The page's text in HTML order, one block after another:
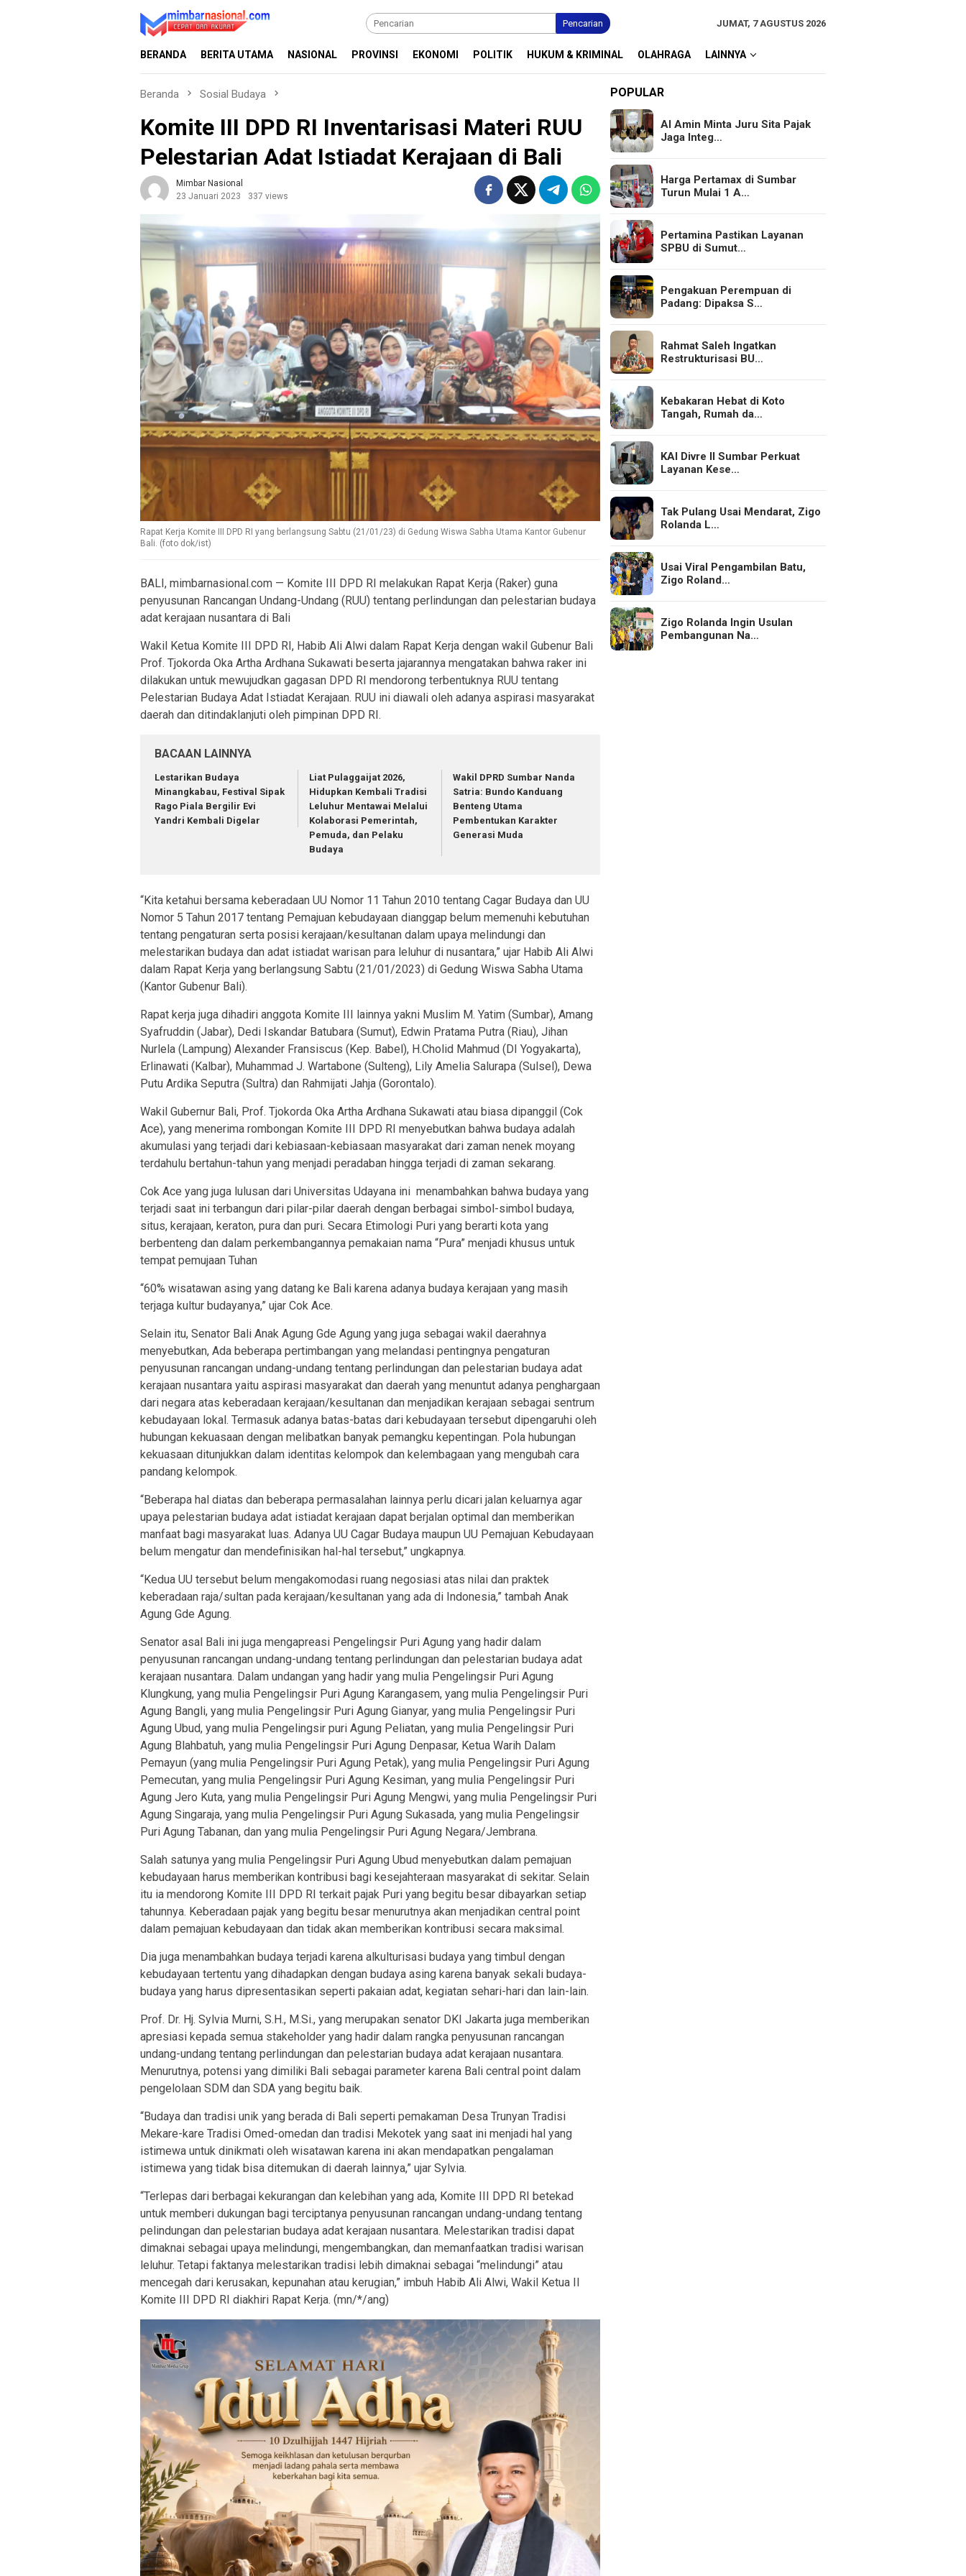
Pencarian JUMAT, 7 AGUSTUS 2026
BERANDA BERITA UTAMA NASIONAL PROVINSI EKONOMI POLITIK HUKUM & KRIMINAL OLAHRAGA LAINNYA
Beranda Sosial Budaya
Komite III DPD RI Inventarisasi Materi RUU
Pelestarian Adat Istiadat Kerajaan di Bali
Mimbar Nasional
23 Januari 2023
337 views
Rapat Kerja Komite III DPD RI yang berlangsung Sabtu (21/01/23) di Gedung Wiswa Sabha Utama Kantor Gubenur
Bali. (foto dok/ist)
BALI, mimbarnasional.com — Komite III DPD RI melakukan Rapat Kerja (Raker) guna
penyusunan Rancangan Undang-Undang (RUU) tentang perlindungan dan pelestarian budaya
adat kerajaan nusantara di Bali
Wakil Ketua Komite III DPD RI, Habib Ali Alwi dalam Rapat Kerja dengan wakil Gubenur Bali
Prof. Tjokorda Oka Artha Ardhana Sukawati beserta jajarannya mengatakan bahwa raker ini
dilakukan untuk mewujudkan gagasan DPD RI mendorong terbentuknya RUU tentang
Pelestarian Budaya Adat Istiadat Kerajaan. RUU ini diawali oleh adanya aspirasi masyarakat
daerah dan ditindaklanjuti oleh pimpinan DPD RI.
BACAAN LAINNYA
Lestarikan Budaya
Minangkabau, Festival Sipak
Rago Piala Bergilir Evi
Yandri Kembali Digelar
Liat Pulaggaijat 2026,
Hidupkan Kembali Tradisi
Leluhur Mentawai Melalui
Kolaborasi Pemerintah,
Pemuda, dan Pelaku
Budaya
Wakil DPRD Sumbar Nanda
Satria: Bundo Kanduang
Benteng Utama
Pembentukan Karakter
Generasi Muda
“Kita ketahui bersama keberadaan UU Nomor 11 Tahun 2010 tentang Cagar Budaya dan UU
Nomor 5 Tahun 2017 tentang Pemajuan kebudayaan dianggap belum memenuhi kebutuhan
tentang pengaturan serta posisi kerajaan/kesultanan dalam upaya melindungi dan
melestarikan budaya dan adat istiadat warisan para leluhur di nusantara,” ujar Habib Ali Alwi
dalam Rapat Kerja yang berlangsung Sabtu (21/01/2023) di Gedung Wiswa Sabha Utama
(Kantor Gubenur Bali).
Rapat kerja juga dihadiri anggota Komite III lainnya yakni Muslim M. Yatim (Sumbar), Amang
Syafruddin (Jabar), Dedi Iskandar Batubara (Sumut), Edwin Pratama Putra (Riau), Jihan
Nurlela (Lampung) Alexander Fransiscus (Kep. Babel), H.Cholid Mahmud (DI Yogyakarta),
Erlinawati (Kalbar), Muhammad J. Wartabone (Sulteng), Lily Amelia Salurapa (Sulsel), Dewa
Putu Ardika Seputra (Sultra) dan Rahmijati Jahja (Gorontalo).
Wakil Gubernur Bali, Prof. Tjokorda Oka Artha Ardhana Sukawati atau biasa dipanggil (Cok
Ace), yang menerima rombongan Komite III DPD RI menyebutkan bahwa budaya adalah
akumulasi yang terjadi dari kebiasaan-kebiasaan masyarakat dari zaman nenek moyang
terdahulu bertahun-tahun yang menjadi peradaban hingga terjadi di zaman sekarang.
Cok Ace yang juga lulusan dari Universitas Udayana ini menambahkan bahwa budaya yang
terjadi saat ini terbangun dari pilar-pilar daerah dengan berbagai simbol-simbol budaya,
situs, kerajaan, keraton, pura dan puri. Secara Etimologi Puri yang berarti kota yang
berbenteng dan dalam perkembangannya pemakaian nama “Pura” menjadi khusus untuk
tempat pemujaan Tuhan
“60% wisatawan asing yang datang ke Bali karena adanya budaya kerajaan yang masih
terjaga kultur budayanya,” ujar Cok Ace.
Selain itu, Senator Bali Anak Agung Gde Agung yang juga sebagai wakil daerahnya
menyebutkan, Ada beberapa pertimbangan yang melandasi pentingnya pengaturan
penyusunan rancangan undang-undang tentang perlindungan dan pelestarian budaya adat
kerajaan nusantara yaitu aspirasi masyarakat dan daerah yang menuntut adanya penghargaan
dari negara atas keberadaan kerajaan/kesultanan dan menjadikan kerajaan sebagai sentrum
kebudayaan lokal. Termasuk adanya batas-batas dari kebudayaan tersebut dipengaruhi oleh
hubungan kekuasaan dengan melibatkan banyak pemangku kepentingan. Pola hubungan
kekuasaan ditunjukkan dalam identitas kelompok dan kelembagaan yang mengubah cara
pandang kelompok.
“Beberapa hal diatas dan beberapa permasalahan lainnya perlu dicari jalan keluarnya agar
upaya pelestarian budaya adat istiadat kerajaan dapat berjalan optimal dan memberikan
manfaat bagi masyarakat luas. Adanya UU Cagar Budaya maupun UU Pemajuan Kebudayaan
belum mengatur dan mendefinisikan hal-hal tersebut,” ungkapnya.
“Kedua UU tersebut belum mengakomodasi ruang negosiasi atas nilai dan praktek
keberadaan raja/sultan pada kerajaan/kesultanan yang ada di Indonesia,” tambah Anak
Agung Gde Agung.
Senator asal Bali ini juga mengapreasi Pengelingsir Puri Agung yang hadir dalam
penyusunan rancangan undang-undang tentang perlindungan dan pelestarian budaya adat
kerajaan nusantara. Dalam undangan yang hadir yang mulia Pengelingsir Puri Agung
Klungkung, yang mulia Pengelingsir Puri Agung Karangasem, yang mulia Pengelingsir Puri
Agung Bangli, yang mulia Pengelingsir Puri Agung Gianyar, yang mulia Pengelingsir Puri
Agung Ubud, yang mulia Pengelingsir puri Agung Peliatan, yang mulia Pengelingsir Puri
Agung Blahbatuh, yang mulia Pengelingsir Puri Agung Denpasar, Ketua Warih Dalam
Pemayun (yang mulia Pengelingsir Puri Agung Petak), yang mulia Pengelingsir Puri Agung
Pemecutan, yang mulia Pengelingsir Puri Agung Kesiman, yang mulia Pengelingsir Puri
Agung Jero Kuta, yang mulia Pengelingsir Puri Agung Mengwi, yang mulia Pengelingsir Puri
Agung Singaraja, yang mulia Pengelingsir Puri Agung Sukasada, yang mulia Pengelingsir
Puri Agung Tabanan, dan yang mulia Pengelingsir Puri Agung Negara/Jembrana.
Salah satunya yang mulia Pengelingsir Puri Agung Ubud menyebutkan dalam pemajuan
kebudayaan harus memberikan kontribusi bagi kesejahteraan masyarakat di sekitar. Selain
itu ia mendorong Komite III DPD RI terkait pajak Puri yang begitu besar dibayarkan setiap
tahunnya. Keberadaan pajak yang begitu besar menurutnya akan menjadikan central point
dalam pemajuan kebudayaan dan tidak akan memberikan kontribusi secara maksimal.
Dia juga menambahkan budaya terjadi karena alkulturisasi budaya yang timbul dengan
kebudayaan tertentu yang dihadapkan dengan budaya asing karena banyak sekali budaya-
budaya yang harus dipresentasikan seperti pakaian adat, kegiatan sehari-hari dan lain-lain.
Prof. Dr. Hj. Sylvia Murni, S.H., M.Si., yang merupakan senator DKI Jakarta juga memberikan
apresiasi kepada semua stakeholder yang hadir dalam rangka penyusunan rancangan
undang-undang tentang perlindungan dan pelestarian budaya adat kerajaan nusantara.
Menurutnya, potensi yang dimiliki Bali sebagai parameter karena Bali central point dalam
pengelolaan SDM dan SDA yang begitu baik.
“Budaya dan tradisi unik yang berada di Bali seperti pemakaman Desa Trunyan Tradisi
Mekare-kare Tradisi Omed-omedan dan tradisi Mekotek yang saat ini menjadi hal yang
istimewa untuk dinikmati oleh wisatawan karena ini akan mendapatkan pengalaman
istimewa yang tidak bisa ditemukan di daerah lainnya,” ujar Sylvia.
“Terlepas dari berbagai kekurangan dan kelebihan yang ada, Komite III DPD RI betekad
untuk memberi dukungan bagi terciptanya penyusunan rancangan undang-undang tentang
pelindungan dan pelestarian budaya adat kerajaan nusantara. Melestarikan tradisi dapat
dimaknai sebagai upaya melindungi, mengembangkan, dan memanfaatkan tradisi warisan
leluhur. Tetapi faktanya melestarikan tradisi lebih dimaknai sebagai “melindungi” atau
mencegah dari kerusakan, kepunahan atau kerugian,” imbuh Habib Ali Alwi, Wakil Ketua II
Komite III DPD RI diakhiri Rapat Kerja. (mn/*/ang)
POPULAR
Al Amin Minta Juru Sita Pajak
Jaga Integ…
Harga Pertamax di Sumbar
Turun Mulai 1 A…
Pertamina Pastikan Layanan
SPBU di Sumut…
Pengakuan Perempuan di
Padang: Dipaksa S…
Rahmat Saleh Ingatkan
Restrukturisasi BU…
Kebakaran Hebat di Koto
Tangah, Rumah da…
KAI Divre II Sumbar Perkuat
Layanan Kese…
Tak Pulang Usai Mendarat, Zigo
Rolanda L…
Usai Viral Pengambilan Batu,
Zigo Roland…
Zigo Rolanda Ingin Usulan
Pembangunan Na…